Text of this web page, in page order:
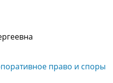
право и споры